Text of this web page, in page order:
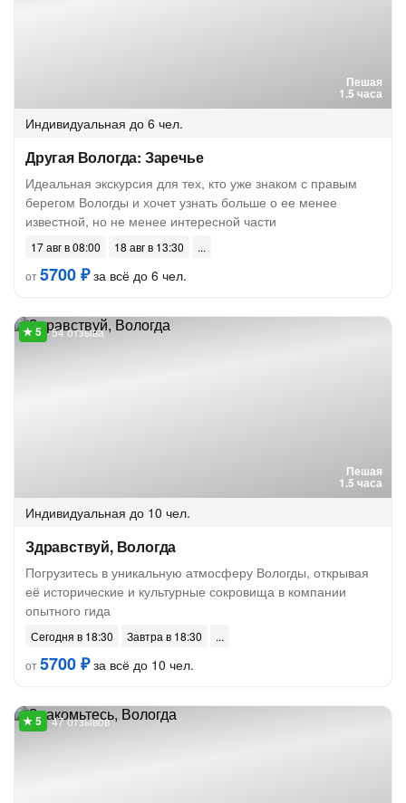
Пешая
1.5 часа
Индивидуальная до 6 чел.
Другая Вологда: Заречье
Идеальная экскурсия для тех, кто уже знаком с правым
берегом Вологды и хочет узнать больше о ее менее
известной, но не менее интересной части
17 авг в 08:00
18 авг в 13:30
от5700 ₽за всё до 6 чел.
Пешая
1.5 часа
54 отзыва
Индивидуальная до 10 чел.
Здравствуй, Вологда
Погрузитесь в уникальную атмосферу Вологды, открывая
её исторические и культурные сокровища в компании
опытного гида
Сегодня в 18:30
Завтра в 18:30
от5700 ₽за всё до 10 чел.
47 отзывов